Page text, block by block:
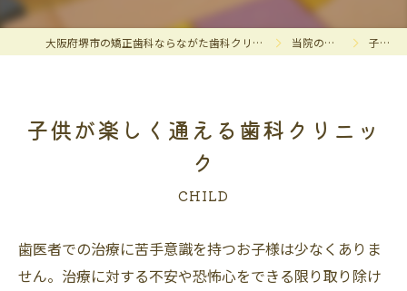
大阪府堺市の矯正歯科ならながた歯科クリニック 当院の特徴 子供
子供が楽しく通える歯科クリニッ
ク
CHILD
歯医者での治療に苦手意識を持つお子様は少なくありま
せん。治療に対する不安や恐怖心をできる限り取り除け